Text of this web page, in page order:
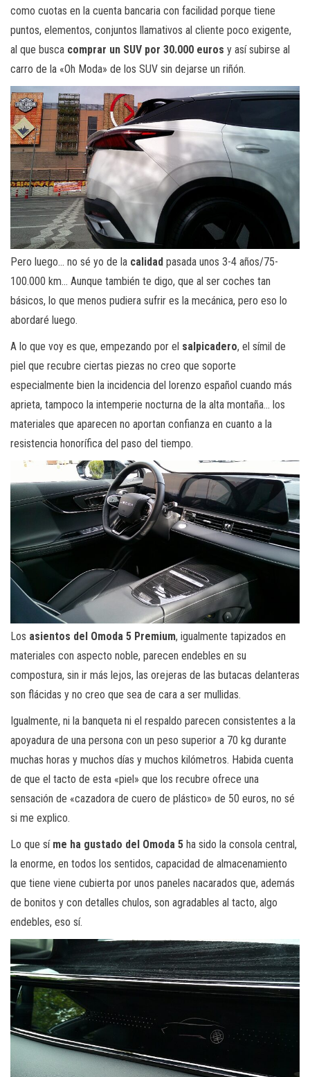
como cuotas en la cuenta bancaria con facilidad porque tiene
puntos, elementos, conjuntos llamativos al cliente poco exigente,
al que busca comprar un SUV por 30.000 euros y así subirse al
carro de la «Oh Moda» de los SUV sin dejarse un riñón.
Pero luego… no sé yo de la calidad pasada unos 3-4 años/75-
100.000 km… Aunque también te digo, que al ser coches tan
básicos, lo que menos pudiera sufrir es la mecánica, pero eso lo
abordaré luego.
A lo que voy es que, empezando por el salpicadero, el símil de
piel que recubre ciertas piezas no creo que soporte
especialmente bien la incidencia del lorenzo español cuando más
aprieta, tampoco la intemperie nocturna de la alta montaña… los
materiales que aparecen no aportan confianza en cuanto a la
resistencia honorífica del paso del tiempo.
Los asientos del Omoda 5 Premium, igualmente tapizados en
materiales con aspecto noble, parecen endebles en su
compostura, sin ir más lejos, las orejeras de las butacas delanteras
son flácidas y no creo que sea de cara a ser mullidas.
Igualmente, ni la banqueta ni el respaldo parecen consistentes a la
apoyadura de una persona con un peso superior a 70 kg durante
muchas horas y muchos días y muchos kilómetros. Habida cuenta
de que el tacto de esta «piel» que los recubre ofrece una
sensación de «cazadora de cuero de plástico» de 50 euros, no sé
si me explico.
Lo que sí me ha gustado del Omoda 5 ha sido la consola central,
la enorme, en todos los sentidos, capacidad de almacenamiento
que tiene viene cubierta por unos paneles nacarados que, además
de bonitos y con detalles chulos, son agradables al tacto, algo
endebles, eso sí.